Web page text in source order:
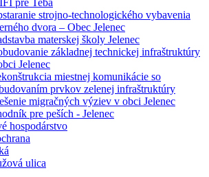
pre Teba
strojno-technologického vybavenia
dvora – Obec Jelenec
materskej školy Jelenec
základnej technickej infraštruktúry
Jelenec
miestnej komunikácie so
prvkov zelenej infraštruktúry
migračných výziev v obci Jelenec
pre peších - Jelenec
hospodárstvo
ulica